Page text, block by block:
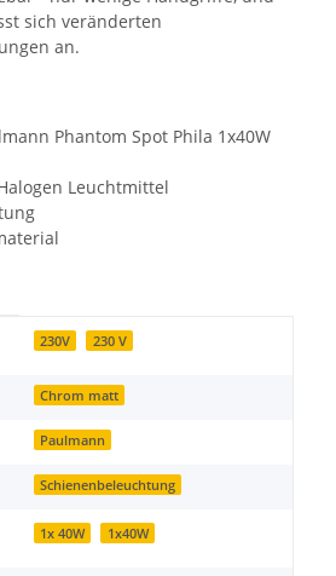
sich veränderten
an.
Phantom Spot Phila 1x40W
Leuchtmittel
230V 230 V
Chrom matt
Paulmann
Schienenbeleuchtung
1x 40W 1x40W